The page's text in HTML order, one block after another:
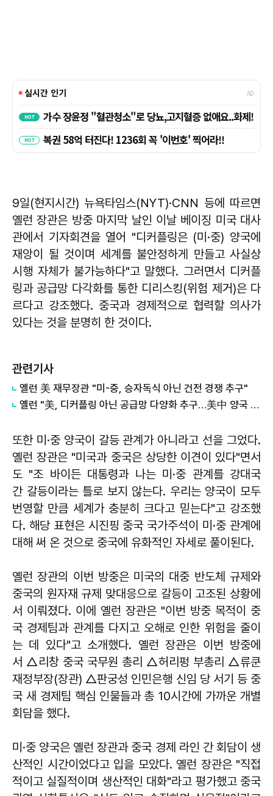
9일(현지시간) 뉴욕타임스(NYT)·CNN 등에 따르면
옐런 장관은 방중 마지막 날인 이날 베이징 미국 대사
관에서 기자회견을 열어 "디커플링은 (미·중) 양국에
재앙이 될 것이며 세계를 불안정하게 만들고 사실상
시행 자체가 불가능하다"고 말했다. 그러면서 디커플
링과 공급망 다각화를 통한 디리스킹(위험 제거)은 다
르다고 강조했다. 중국과 경제적으로 협력할 의사가
있다는 것을 분명히 한 것이다.
관련기사
옐런 美 재무장관 "미-중, 승자독식 아닌 건전 경쟁 추구"
옐런 "美, 디커플링 아닌 공급망 다양화 추구…美中 양국 소통 채널 도움"
또한 미·중 양국이 갈등 관계가 아니라고 선을 그었다.
옐런 장관은 "미국과 중국은 상당한 이견이 있다"면서
도 "조 바이든 대통령과 나는 미·중 관계를 강대국
간 갈등이라는 틀로 보지 않는다. 우리는 양국이 모두
번영할 만큼 세계가 충분히 크다고 믿는다"고 강조했
다. 해당 표현은 시진핑 중국 국가주석이 미·중 관계에
대해 써 온 것으로 중국에 유화적인 자세로 풀이된다.
옐런 장관의 이번 방중은 미국의 대중 반도체 규제와
중국의 원자재 규제 맞대응으로 갈등이 고조된 상황에
서 이뤄졌다. 이에 옐런 장관은 "이번 방중 목적이 중
국 경제팀과 관계를 다지고 오해로 인한 위험을 줄이
는 데 있다"고 소개했다. 옐런 장관은 이번 방중에
서 △리창 중국 국무원 총리 △허리펑 부총리 △류쿤
재정부장(장관) △판궁성 인민은행 신임 당 서기 등 중
국 새 경제팀 핵심 인물들과 총 10시간에 가까운 개별
회담을 했다.
미·중 양국은 옐런 장관과 중국 경제 라인 간 회담이 생
산적인 시간이었다고 입을 모았다. 옐런 장관은 "직접
적이고 실질적이며 생산적인 대화"라고 평가했고 중국